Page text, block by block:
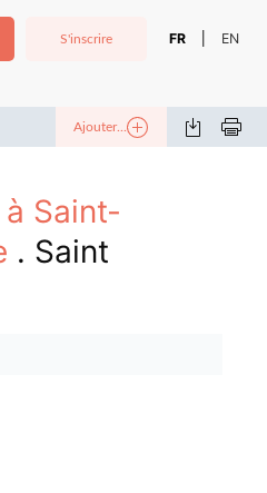
S'inscrire FR EN
Ajouter...
Saint-
. Saint